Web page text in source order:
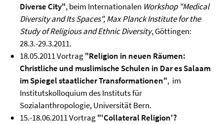
Diverse City", beim Internationalen Workshop "Medical
Diversity and Its Spaces", Max Planck Institute for the
Study of Religious and Ethnic Diversity, Göttingen:
28.3.-29.3.2011.
18.05.2011 Vortrag"Religion in neuen Räumen:
Christliche und muslimische Schulen in Dar es Salaam
im Spiegel staatlicher Transformationen", im
Institutskolloquium des Instituts für
Sozialanthropologie, Universität Bern.
15.-18.06.2011 Vortrag"'Collateral Religion'?